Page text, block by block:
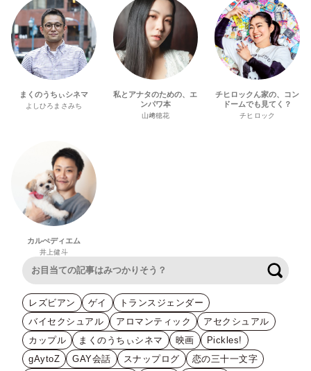
まくのうちぃシネマ
よしひろまさみち
私とアナタのための、エ
ンパワ本
山﨑穂花
チヒロックん家の、コン
ドームでも見てく？
チヒロック
カルぺディエム
井上健斗
レズビアン ゲイ
トランスジェンダー
バイセクシュアル
アロマンティック
アセクシュアル
カップル
まくのうちぃシネマ 映画
Pickles!
gAytoZ
GAY会話 スナップログ
恋の三十一文字